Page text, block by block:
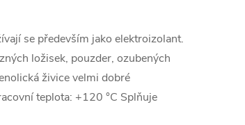
se především jako elektroizolant.
ložisek, pouzder, ozubených
živice velmi dobré
teplota: +120 °C Splňuje